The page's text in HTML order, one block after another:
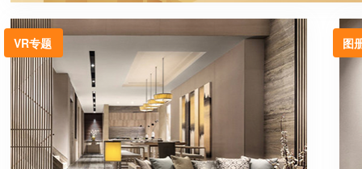
VR专题 图